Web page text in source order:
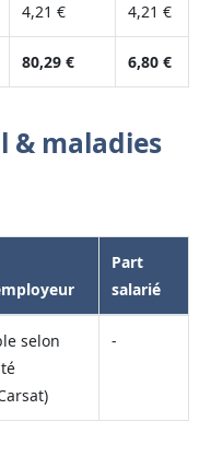
4,21 € 4,21 €
80,29 € 6,80 €
& maladies
Part
salarié
selon
-